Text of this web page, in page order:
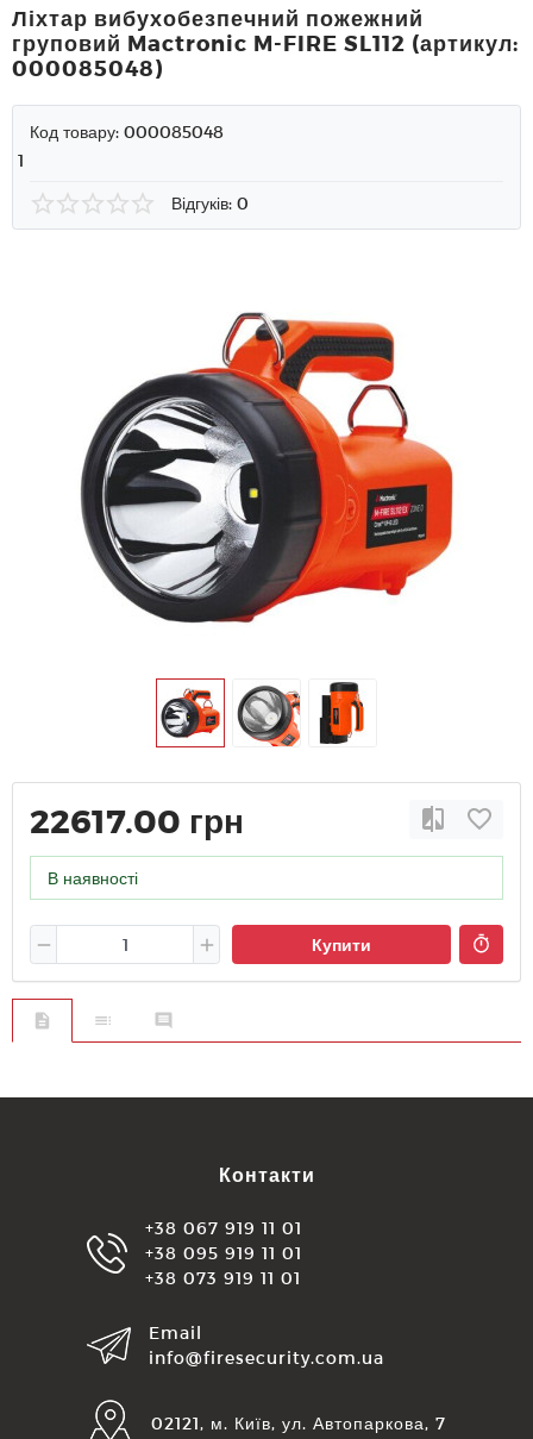
Ліхтар вибухобезпечний пожежний
груповий Mactronic M-FIRE SL112 (артикул:
000085048)
Код товару: 000085048
1
Відгуків: 0
22617.00 грн
В наявності
Купити
Контакти
+38 067 919 11 01
+38 095 919 11 01
+38 073 919 11 01
Email
info@firesecurity.com.ua
02121, м. Київ, ул. Автопаркова, 7